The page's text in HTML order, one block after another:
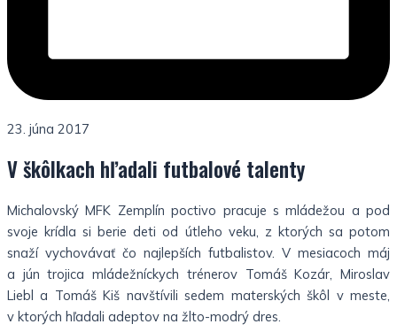
23. júna 2017
V škôlkach hľadali futbalové talenty
Michalovský MFK Zemplín poctivo pracuje s mládežou a pod
svoje krídla si berie deti od útleho veku, z ktorých sa potom
snaží vychovávať čo najlepších futbalistov. V mesiacoch máj
a jún trojica mládežníckych trénerov Tomáš Kozár, Miroslav
Liebl a Tomáš Kiš navštívili sedem materských škôl v meste,
v ktorých hľadali adeptov na žlto-modrý dres.